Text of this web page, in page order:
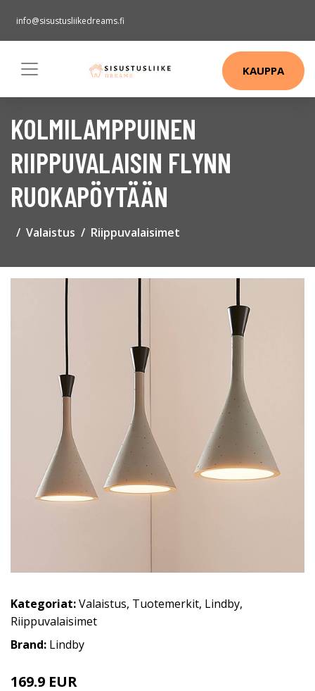
info@sisustusliikedreams.fi
KAUPPA
KOLMILAMPPUINEN
RIIPPUVALAISIN FLYNN
RUOKAPÖYTÄÄN
Valaistus Riippuvalaisimet
Kategoriat:Valaistus, Tuotemerkit, Lindby,
Riippuvalaisimet
Brand: Lindby
169.9 EUR